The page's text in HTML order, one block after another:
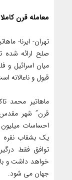
معامله قرن
تهران- ایرنا-
صلح ارائه شده
میان اسرائیل و
قبول و ناعالانه
ماهاتیر محمد
قرن” شهر مقدس
احساسات
یک بشقاب نقره
توافق فقط
خواهد داشت و
جهان می شود.